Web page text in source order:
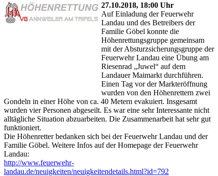
27.10.2018, 18:00 Uhr
Auf Einladung der Feuerwehr
Landau und des Betreibers der
Familie Göbel konnte die
Höhenrettungsgruppe gemeinsam
mit der Absturzsicherungsgruppe der
Feuerwehr Landau eine Übung am
Riesenrad „Juwel“ auf dem
Landauer Maimarkt durchführen.
Einen Tag vor der Markteröffnung
wurden von den Höhenrettern zwei
Gondeln in einer Höhe von ca. 40 Metern evakuiert. Insgesamt
wurden vier Personen abgeseilt. Es war eine sehr Interessante nicht
alltägliche Situation abzuarbeiten. Die Zusammenarbeit hat sehr gut
funktioniert.
Die Höhenretter bedanken sich bei der Feuerwehr Landau und der
Familie Göbel. Weitere Infos auf der Homepage der Feuerwehr
Landau:
http://www.feuerwehr-
landau.de/neuigkeiten/neuigkeitendetails.html?id=792